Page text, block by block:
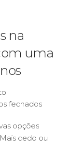
na
uma
fechados
opções
cedo ou